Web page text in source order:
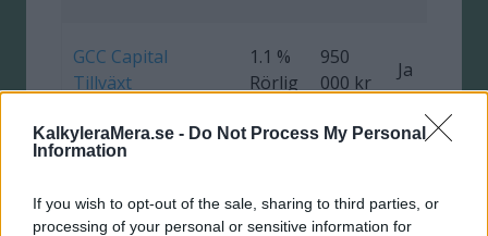
KalkyleraMera.se - Do Not Process My Personal
Information
If you wish to opt-out of the sale, sharing to third parties, or
processing of your personal or sensitive information for
GCC Capital
Tillväxt
1.1 %
Rörlig
950
000 kr
Ja
Marginalen
mån